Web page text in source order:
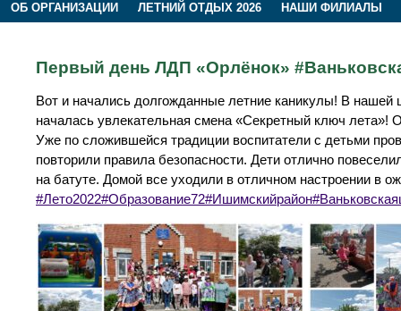
ОБ ОРГАНИЗАЦИИ ЛЕТНИЙ ОТДЫХ 2026
НАШИ ФИЛИАЛЫ
Первый день ЛДП «Орлёнок»
Вот и начались долгожданные летние каникулы! В
началась увлекательная смена «Секретный ключ
Уже по сложившейся традиции воспитатели с детьми
повторили правила безопасности. Дети отлично
на батуте. Домой все уходили в отличном настроении в
#Лето2022#Образование72#Ишимскийрайон